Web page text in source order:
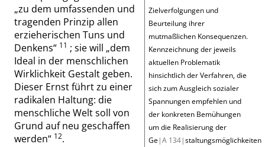
Zielverfolgungen und
Beurteilung ihrer
mutmaßlichen Konsequenzen.
Kennzeichnung der jeweils
aktuellen Problematik
hinsichtlich der Verfahren, die
sich zum Ausgleich sozialer
Spannungen empfehlen und
der konkreten Bemühungen
um die Realisierung der
Ge|A 134|staltungsmöglichkeiten
„zu dem umfassenden und
tragenden Prinzip allen
erzieherischen Tuns und
Denkens“ 11 ; sie will „dem
Ideal in der menschlichen
Wirklichkeit Gestalt geben.
Dieser Ernst führt zu einer
radikalen Haltung: die
menschliche Welt soll von
Grund auf neu geschaffen
werden“ 12.